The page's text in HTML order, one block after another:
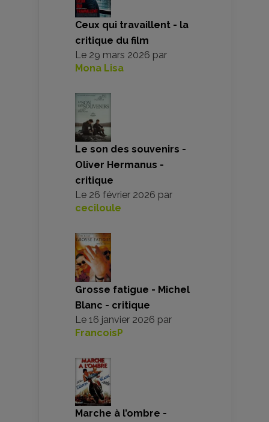
Ceux qui travaillent - la
critique du film
Le 29 mars 2026 par
Mona Lisa
Le son des souvenirs -
Oliver Hermanus -
critique
Le 26 février 2026 par
ceciloule
Grosse fatigue - Michel
Blanc - critique
Le 16 janvier 2026 par
FrancoisP
Marche à l’ombre -